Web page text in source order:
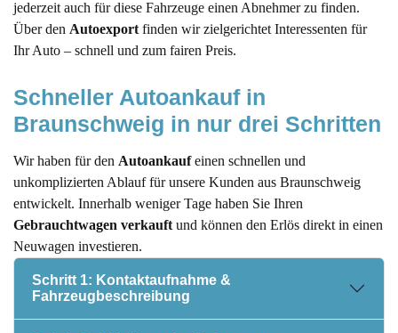
jederzeit auch für diese Fahrzeuge einen Abnehmer zu finden.
Über den Autoexport finden wir zielgerichtet Interessenten für
Ihr Auto – schnell und zum fairen Preis.
Schneller Autoankauf in
Braunschweig in nur drei Schritten
Wir haben für den Autoankaufeinen schnellen und
unkomplizierten Ablauf für unsere Kunden aus Braunschweig
entwickelt. Innerhalb weniger Tage haben Sie Ihren
Gebrauchtwagen verkauft und können den Erlös direkt in einen
Neuwagen investieren.
Schritt 1: Kontaktaufnahme &
Fahrzeugbeschreibung